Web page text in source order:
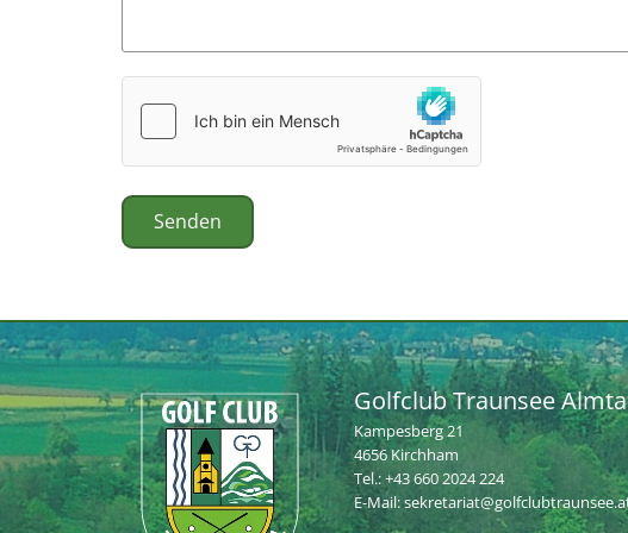
Golfclub Traunsee
Kampesberg 21
4656 Kirchham
Tel.:+43 660 2024 224
E-Mail: